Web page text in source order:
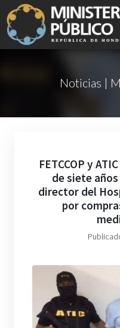
Noticias |
FETCCOP y
de siete
director del
por